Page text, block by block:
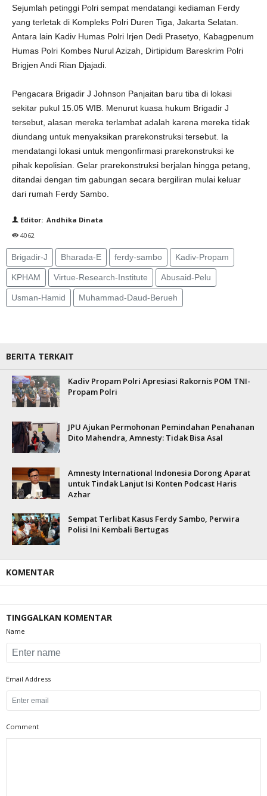
Sejumlah petinggi Polri sempat mendatangi kediaman Ferdy
yang terletak di Kompleks Polri Duren Tiga, Jakarta Selatan.
Antara lain Kadiv Humas Polri Irjen Dedi Prasetyo, Kabagpenum
Humas Polri Kombes Nurul Azizah, Dirtipidum Bareskrim Polri
Brigjen Andi Rian Djajadi.
Pengacara Brigadir J Johnson Panjaitan baru tiba di lokasi
sekitar pukul 15.05 WIB. Menurut kuasa hukum Brigadir J
tersebut, alasan mereka terlambat adalah karena mereka tidak
diundang untuk menyaksikan prarekonstruksi tersebut. Ia
mendatangi lokasi untuk mengonfirmasi prarekonstruksi ke
pihak kepolisian. Gelar prarekonstruksi berjalan hingga petang,
ditandai dengan tim gabungan secara bergiliran mulai keluar
dari rumah Ferdy Sambo.
Editor: Andhika Dinata
4062
Brigadir-J Bharada-E ferdy-sambo Kadiv-Propam
KPHAM Virtue-Research-Institute Abusaid-Pelu
Usman-Hamid Muhammad-Daud-Berueh
BERITA TERKAIT
Kadiv Propam Polri Apresiasi Rakornis POM TNI-
Propam Polri
JPU Ajukan Permohonan Pemindahan Penahanan
Dito Mahendra, Amnesty: Tidak Bisa Asal
Amnesty International Indonesia Dorong Aparat
untuk Tindak Lanjut Isi Konten Podcast Haris
Azhar
Sempat Terlibat Kasus Ferdy Sambo, Perwira
Polisi Ini Kembali Bertugas
KOMENTAR
TINGGALKAN KOMENTAR
Name
Email Address
Comment